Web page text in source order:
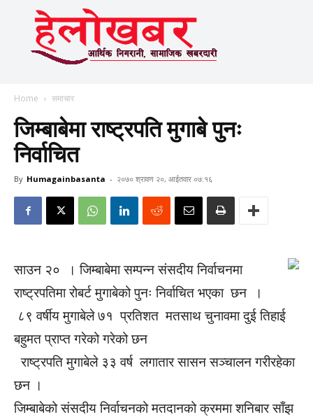
Home समाचार
जिम्बाबेमा राष्ट्रपति मुगाबे पुनः
निर्वाचित
By Humagainbasanta - २०७० श्रावण २०, आईतवार ०७:१६
साउन २० । जिम्बाबेमा सम्पन्न संसदीय निर्वाचनमा
राष्ट्रपतिमा रोबर्ट मुगाबेको पुनः निर्वाचित भएका छन ।
८९ वर्षीय मुगाबेले ७१ प्रतिशत मतसाथ चुनावमा दुई तिहाई
बहुमत प्राप्त गरेको गरेको छन
राष्ट्रपति मुगाबेले ३३ वर्ष लगातार सासन सञ्चालन गरीरहेका
छन ।
जिम्बाबेको संसदीय निर्वाचनको मतदानको क्रममा शनिबार साँझ